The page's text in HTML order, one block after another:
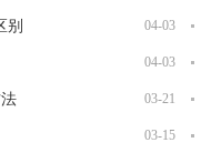
04-03
别
04-03
03-21
03-15